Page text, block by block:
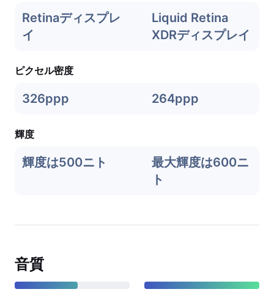
Retinaディスプレ
イ
Liquid Retina
XDRディスプレイ
ピクセル密度
326ppp 264ppp
輝度
輝度は500ニト
最大輝度は600ニ
ト
音質